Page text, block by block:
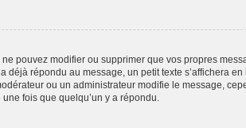
pouvez modifier ou supprimer que vos propres
déjà répondu au message, un petit texte s’affichera
ou un administrateur modifie le message,
fois que quelqu’un y a répondu.